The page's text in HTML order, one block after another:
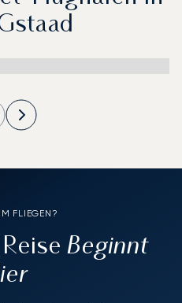
FLIEGEN?
ReiseBeginnt